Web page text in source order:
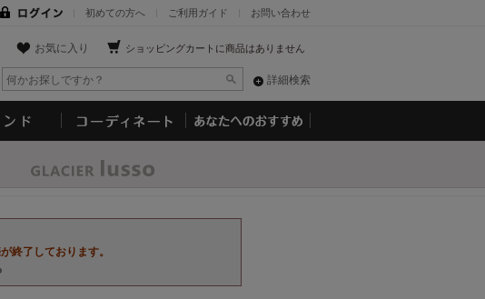
お問い合わせ
ご利用ガイド
初めての方へ
ショッピングカートに商品はありません
お気に入り
詳細検索
終了しております。